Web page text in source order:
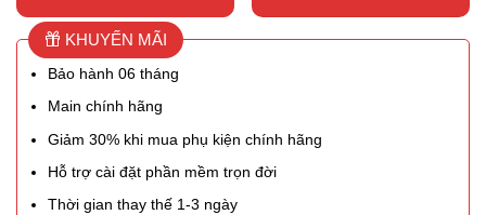
KHUYẾN MÃI
Bảo hành 06 tháng
Main chính hãng
Giảm 30% khi mua phụ kiện chính hãng
Hỗ trợ cài đặt phần mềm trọn đời
Thời gian thay thế 1-3 ngày